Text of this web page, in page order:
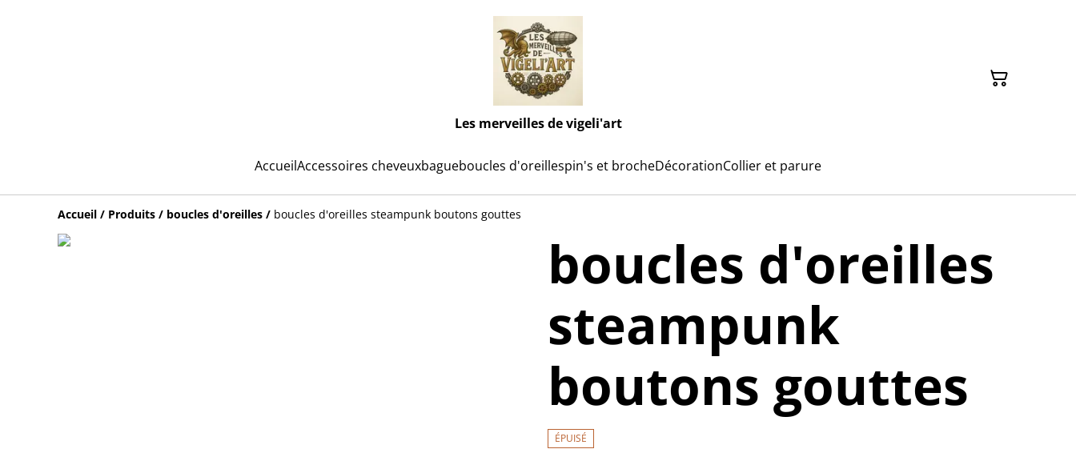
Les merveilles de vigeli'art
AccueilAccessoires cheveuxbagueboucles d'oreillespin's et brocheDécorationCollier et parure
Accueil / Produits / boucles d'oreilles / boucles d'oreilles steampunk boutons gouttes
boucles d'oreilles
steampunk
boutons gouttes
ÉPUISÉ